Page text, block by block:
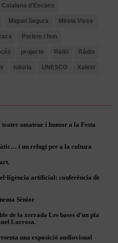
Catalana d'Escacs
Miquel Segura Mireia Vives
Parlem i fem
projecte Reiki Ràdio
tutoria UNESCO Xalest
amateur i humor a la Festa
i un refugi per a la cultura
artificial: conferència de
Sènior
de la xerrada Les bases d’un pla
Larrosa.
una exposició audiovisual